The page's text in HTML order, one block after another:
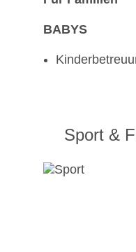
BABYS
Sport &